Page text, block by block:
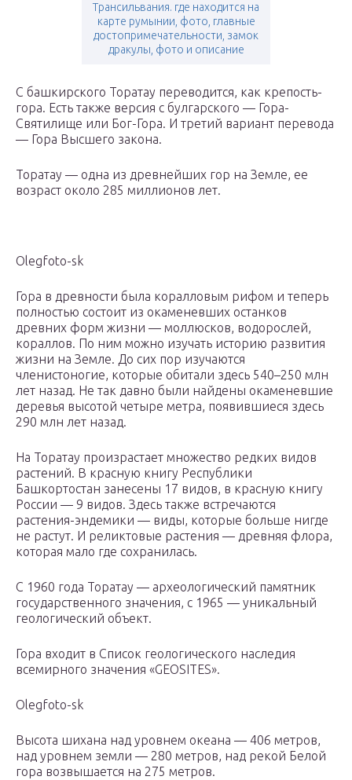
Трансильвания. где находится на
карте румынии, фото, главные
достопримечательности, замок
дракулы, фото и описание
С башкирского Торатау переводится, как крепость-
гора. Есть также версия с булгарского — Гора-
Святилище или Бог-Гора. И третий вариант перевода
— Гора Высшего закона.
Торатау — одна из древнейших гор на Земле, ее
возраст около 285 миллионов лет.
Olegfoto-sk
Гора в древности была коралловым рифом и теперь
полностью состоит из окаменевших останков
древних форм жизни — моллюсков, водорослей,
кораллов. По ним можно изучать историю развития
жизни на Земле. До сих пор изучаются
членистоногие, которые обитали здесь 540–250 млн
лет назад. Не так давно были найдены окаменевшие
деревья высотой четыре метра, появившиеся здесь
290 млн лет назад.
На Торатау произрастает множество редких видов
растений. В красную книгу Республики
Башкортостан занесены 17 видов, в красную книгу
России — 9 видов. Здесь также встречаются
растения-эндемики — виды, которые больше нигде
не растут. И реликтовые растения — древняя флора,
которая мало где сохранилась.
С 1960 года Торатау — археологический памятник
государственного значения, с 1965 — уникальный
геологический объект.
Гора входит в Список геологического наследия
всемирного значения «GEOSITES».
Olegfoto-sk
Высота шихана над уровнем океана — 406 метров,
над уровнем земли — 280 метров, над рекой Белой
гора возвышается на 275 метров.